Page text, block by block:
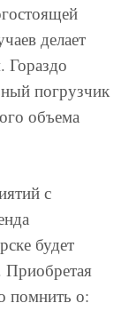
делает
Гораздо
погрузчик
объема
с
будет
Приобретая
помнить о: